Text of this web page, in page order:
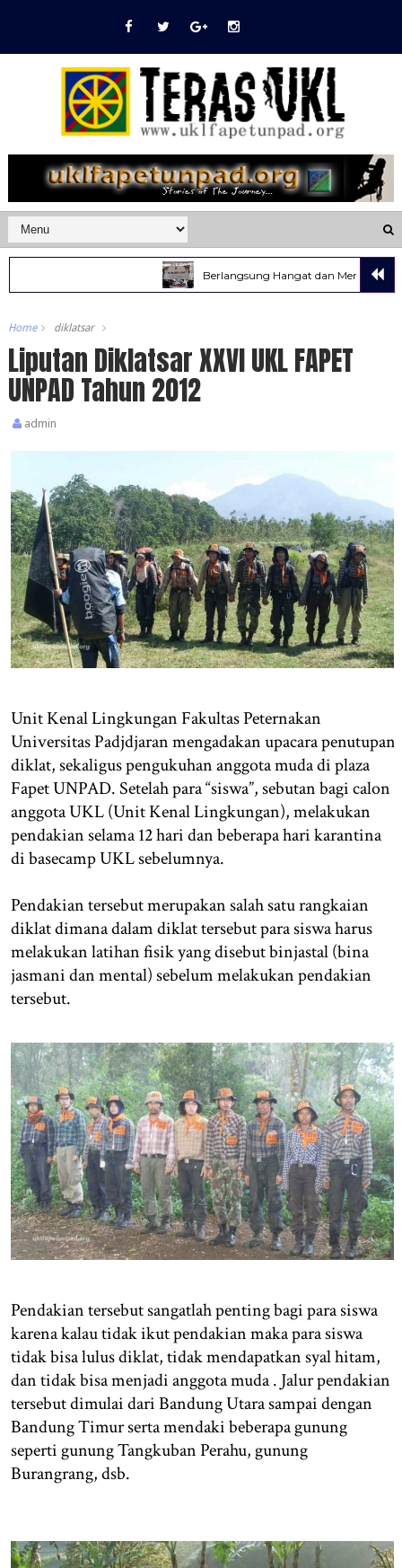
Berlangsung Hangat dan Meriah, HBH
Home diklatsar
Liputan Diklatsar XXVI UKL FAPET
UNPAD Tahun 2012
admin
Unit Kenal Lingkungan Fakultas Peternakan
Universitas Padjdjaran mengadakan upacara penutupan
diklat, sekaligus pengukuhan anggota muda di plaza
Fapet UNPAD. Setelah para “siswa”, sebutan bagi calon
anggota UKL (Unit Kenal Lingkungan), melakukan
pendakian selama 12 hari dan beberapa hari karantina
di basecamp UKL sebelumnya.
Pendakian tersebut merupakan salah satu rangkaian
diklat dimana dalam diklat tersebut para siswa harus
melakukan latihan fisik yang disebut binjastal (bina
jasmani dan mental) sebelum melakukan pendakian
tersebut.
Pendakian tersebut sangatlah penting bagi para siswa
karena kalau tidak ikut pendakian maka para siswa
tidak bisa lulus diklat, tidak mendapatkan syal hitam,
dan tidak bisa menjadi anggota muda . Jalur pendakian
tersebut dimulai dari Bandung Utara sampai dengan
Bandung Timur serta mendaki beberapa gunung
seperti gunung Tangkuban Perahu, gunung
Burangrang, dsb.